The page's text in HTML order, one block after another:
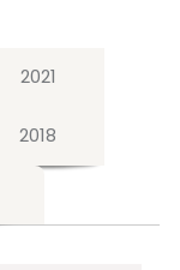
2021
2018